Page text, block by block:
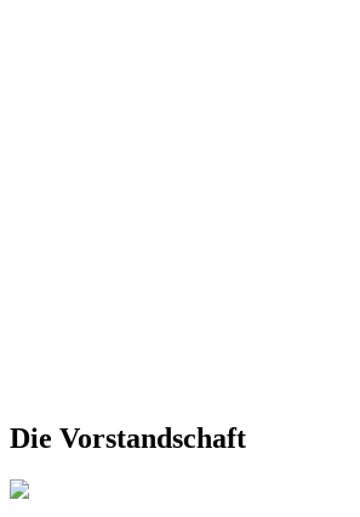
Die Vorstandschaft